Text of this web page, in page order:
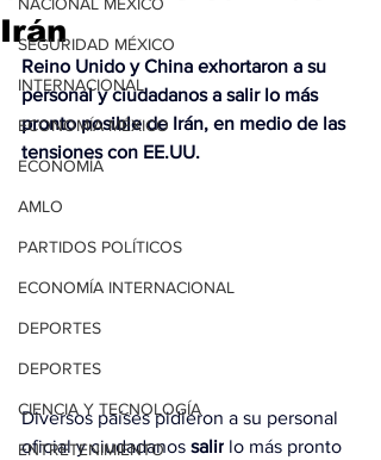
SEGURIDAD MÉXICO
INTERNACIONAL
ECONOMÍA MÉXICO
ECONOMÍA
AMLO
PARTIDOS POLÍTICOS
ECONOMÍA INTERNACIONAL
DEPORTES
DEPORTES
CIENCIA Y TECNOLOGÍA
ENTRETENIMIENTO
Irán
Reino Unido y China exhortaron a su
personal y ciudadanos a salir lo más
pronto posible de Irán, en medio de las
tensiones con EE.UU.
Diversos países pidieron a su personal
oficial y ciudadanos salir lo más pronto